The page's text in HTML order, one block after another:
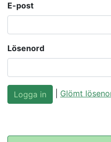
E-post
Lösenord
Glömt